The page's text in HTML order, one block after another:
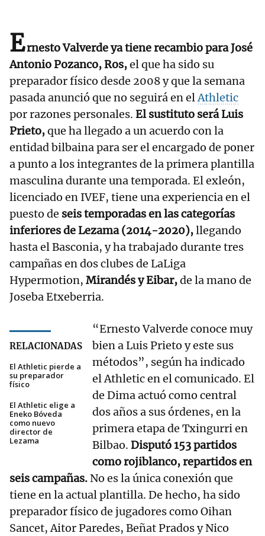
Ernesto Valverde ya tiene recambio para José
Antonio Pozanco, Ros,el que ha sido su
preparador físico desde 2008 y que la semana
pasada anunció que no seguirá en elAthletic
por razones personales. El sustituto será Luis
Prieto,que ha llegado a un acuerdo con la
entidad bilbaina para ser el encargado de poner
a punto a los integrantes de la primera plantilla
masculina durante una temporada. El exleón,
licenciado en IVEF, tiene una experiencia en el
puesto de seis temporadas en las categorías
inferiores de Lezama (2014-2020),llegando
hasta el Basconia, y ha trabajado durante tres
campañas en dos clubes de LaLiga
Hypermotion, Mirandés y Eibar,de la mano de
Joseba Etxeberria.
RELACIONADAS
El Athletic pierde a
su preparador
físico
El Athletic elige a
Eneko Bóveda
como nuevo
director de
Lezama
“Ernesto Valverde conoce muy
bien a Luis Prieto y este sus
métodos”, según ha indicado
el Athletic en el comunicado. El
de Dima actuó como central
dos años a sus órdenes, en la
primera etapa de Txingurri en
Bilbao. Disputó 153 partidos
como rojiblanco, repartidos en
seis campañas. No es la única conexión que
tiene en la actual plantilla. De hecho, ha sido
preparador físico de jugadores como Oihan
Sancet, Aitor Paredes, Beñat Prados y Nico